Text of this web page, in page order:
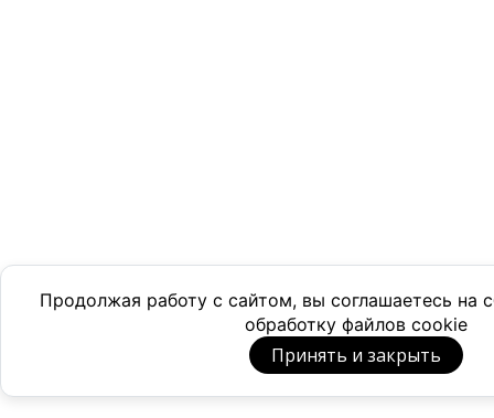
Продолжая работу с сайтом, вы соглашаетесь на
обработку файлов cookie
Принять и закрыть